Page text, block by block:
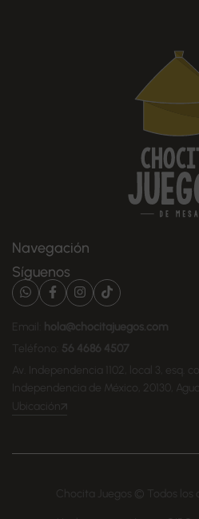
Navegación
Síguenos
Email:
hola@chocitajuegos.com
Teléfono: 56 4686 4507
Av. Independencia 1102, local 3, esq.
Independencia de México, 20130,
Ubicación
Chocita Juegos © Todos los